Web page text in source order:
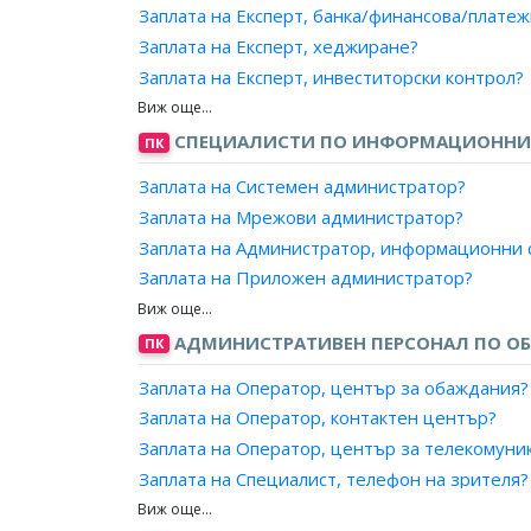
Заплата на Оператор, подпомагане на
Заплата на Специалист, интернет поддръжка?
Заплата на Специалист, поддръжка
Заплата на Приемчик в сервизен отдел?
Заплата на Експерт, банка/финансова/
Заплата на Експерт, хеджиране?
Заплата на Експерт, инвеститорски контрол?
Заплата на Инвестиционен консултант?
Заплата на Експерт, имуществено планиране?
Заплата на Експерт, финансово планиране?
Заплата на Експерт, застраховане?
Заплата на Данъчен консултант?
Заплата на Преговарящ, управление на
Заплата на Преговарящ, управление на
ПК СПЕЦИАЛИСТИ ПО
Заплата на Системен администратор?
Заплата на Мрежови администратор?
Заплата на Администратор, информационни
Заплата на Приложен администратор?
Заплата на Администратор, компютърни
Заплата на Консултант, администриране на
Заплата на Мениджър, администриране на
Заплата на Експерт, администриране на
Заплата на Специалист, компютърни мрежи и
ПК АДМИНИСТРАТИВЕН ПЕРСОНАЛ ПО
Заплата на Оператор, център за обаждания?
Заплата на Оператор, контактен център?
Заплата на Оператор, център за
Заплата на Специалист, телефон на зрителя?
Заплата на Информатор, пътническо